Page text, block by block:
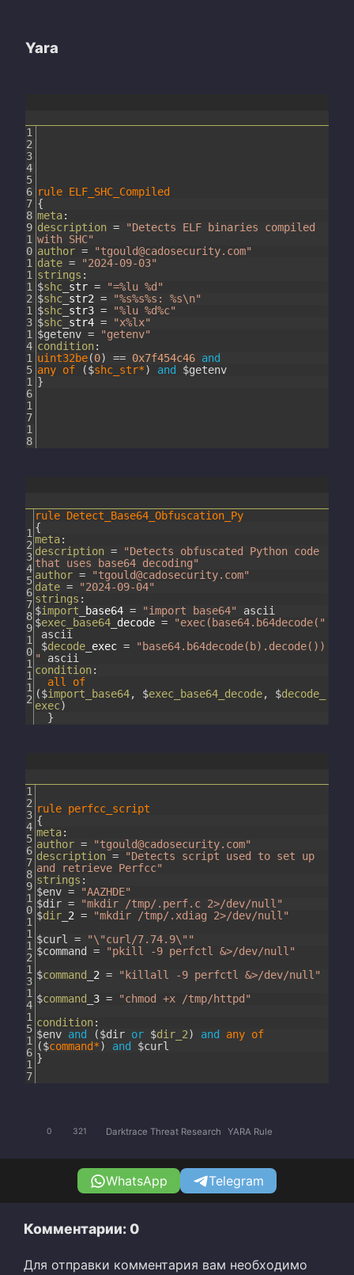
Yara
1
2
3
4
5
6
7
8
9
1
0
1
1
1
2
1
3
1
4
1
5
1
6
1
7
1
8
rule ELF_SHC_Compiled
{
meta:
description =
"Detects ELF binaries compiled
with SHC"
author =
"tgould@cadosecurity.com"
date =
"2024-09-03"
strings :
$shc str =
"=%lu %d"
$shc str2 =
"%s%s%s: %s\n"
$shc str3 =
"%lu %d%c"
$shc str4 =
"x%lx"
$getenv =
"getenv"
condition:
uint32be(0) == 0x7f454c46 and
any of ($shc_str*) and $getenv
}
1
2
3
4
5
6
7
8
9
1
0
1
1
1
2
rule Detect_Base64_Obfuscation_Py
{
meta:
description =
"Detects obfuscated Python code
that uses base64 decoding"
author =
"tgould@cadosecurity.com"
date =
"2024-09-04"
strings :
$import base64 = "import base64"
ascii
$exec_base64 decode =
"exec(base64.b64decode("
ascii
$decode exec =
"base64.b64decode(b).decode())
"
ascii
condition:
all of
($import_base64, $exec_base64_decode, $decode_
exec)
}
1
2
3
4
5
6
7
8
9
1
0
1
1
1
2
1
3
1
4
1
5
1
6
1
7
rule perfcc_script
{
meta:
author =
"tgould@cadosecurity.com"
description =
"Detects script used to set up
and retrieve Perfcc"
strings :
$env =
"AAZHDE"
$dir =
"mkdir /tmp/.perf.c 2>/dev/null"
$dir 2 =
"mkdir /tmp/.xdiag 2>/dev/null"
$curl =
"\"curl/7.74.9\""
$command =
"pkill -9 perfctl &>/dev/null"
$command 2 =
"killall -9 perfctl &>/dev/null"
$command 3 =
"chmod +x /tmp/httpd"
condition:
$env and ($dir or $dir_2) and any of
($command*) and $curl
}
0 321 Darktrace Threat Research YARA Rule
WhatsApp Telegram
Комментарии: 0
Для отправки комментария вам необходимо